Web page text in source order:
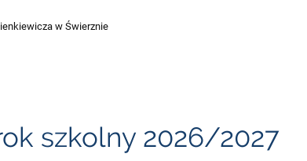
w Świerznie
szkolny 2026/2027